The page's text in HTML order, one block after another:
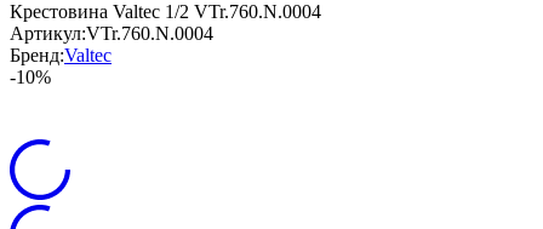
Крестовина Valtec 1/2 VTr.760.N.0004
Артикул:VTr.760.N.0004
Бренд:Valtec
-10%